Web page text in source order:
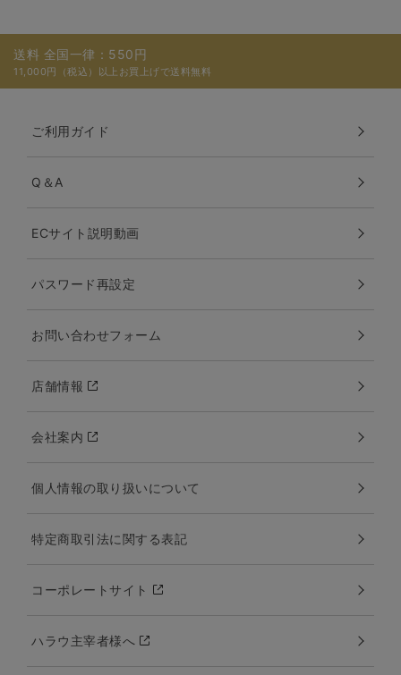
送料 全国一律：550円
11,000円（税込）以上お買上げで送料無料
ご利用ガイド
Q＆A
ECサイト説明動画
パスワード再設定
お問い合わせフォーム
店舗情報
会社案内
個人情報の取り扱いについて
特定商取引法に関する表記
コーポレートサイト
ハラウ主宰者様へ